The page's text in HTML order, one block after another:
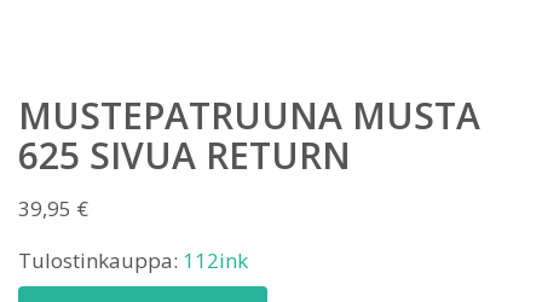
MUSTEPATRUUNA MUSTA
625 SIVUA RETURN
39,95 €
Tulostinkauppa: 112ink